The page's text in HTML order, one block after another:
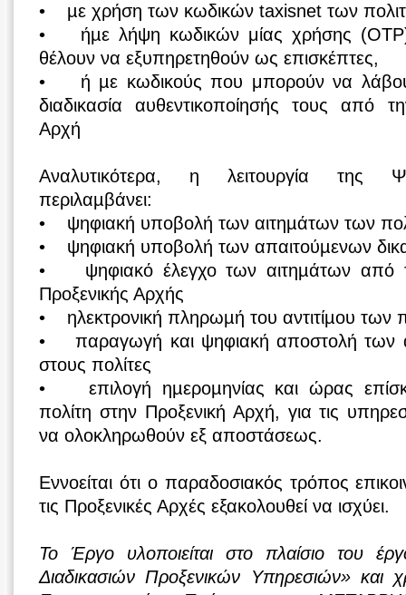
• µε χρήση των κωδικών taxisnet των
• ήµε λήψη κωδικών μίας χρήσης
θέλουν να εξυπηρετηθούν ως επισκέπτες,
• ή µε κωδικούς που μπορούν να
διαδικασία αυθεντικοποίησής τους από
Αρχή
Αναλυτικότερα, η λειτουργία της
περιλαµβάνει:
• ψηφιακή υποβολή των αιτηµάτων των
• ψηφιακή υποβολή των απαιτούµενων
• ψηφιακό έλεγχο των αιτηµάτων από
Προξενικής Αρχής
• ηλεκτρονική πληρωµή του αντιτίµου των
• παραγωγή και ψηφιακή αποστολή των
στους πολίτες
• επιλογή ηµεροµηνίας και ώρας
πολίτη στην Προξενική Αρχή, για τις
να ολοκληρωθούν εξ αποστάσεως.
Εννοείται ότι ο παραδοσιακός τρόπος
τις Προξενικές Αρχές εξακολουθεί να ισχύει.
Το Έργο υλοποιείται στο πλαίσιο του
Διαδικασιών Προξενικών Υπηρεσιών» και